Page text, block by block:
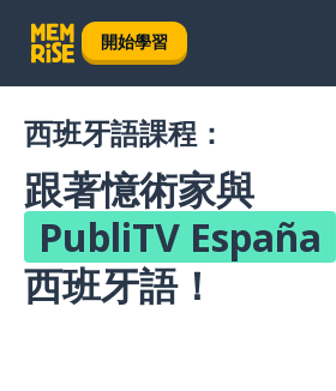
開始學習
西班牙語課程：
跟著憶術家與
PubliTV España
西班牙語！